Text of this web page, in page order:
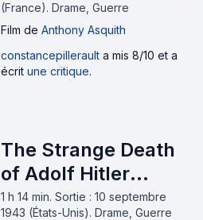
(France). Drame, Guerre
Film de Anthony Asquith
constancepillerault a mis 8/10 et a
écrit une critique.
The Strange Death
of Adolf Hitler
(1943)
1 h 14 min. Sortie : 10 septembre
1943 (États-Unis). Drame, Guerre